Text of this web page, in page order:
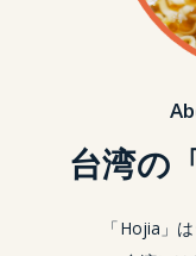
台湾の
「Hojia」